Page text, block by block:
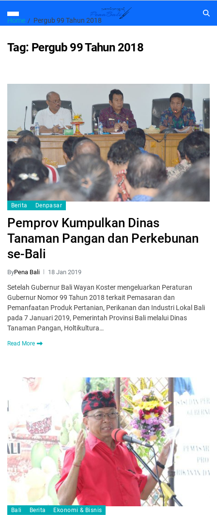
Home Pergub 99 Tahun 2018
Tag: Pergub 99 Tahun 2018
Berita Denpasar
Pemprov Kumpulkan Dinas
Tanaman Pangan dan Perkebunan
se-Bali
ByPena Bali 18 Jan 2019
Setelah Gubernur Bali Wayan Koster mengeluarkan Peraturan
Gubernur Nomor 99 Tahun 2018 terkait Pemasaran dan
Pemanfaatan Produk Pertanian, Perikanan dan Industri Lokal Bali
pada 7 Januari 2019, Pemerintah Provinsi Bali melalui Dinas
Tanaman Pangan, Holtikultura…
Read More
Bali Berita Ekonomi & Bisnis